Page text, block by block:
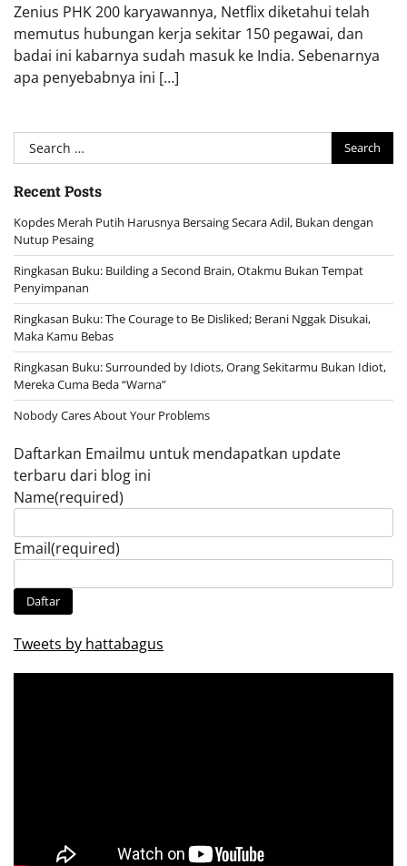
Zenius PHK 200 karyawannya, Netflix diketahui telah
memutus hubungan kerja sekitar 150 pegawai, dan
badai ini kabarnya sudah masuk ke India. Sebenarnya
apa penyebabnya ini […]
Search
for:
Recent Posts
Kopdes Merah Putih Harusnya Bersaing Secara Adil, Bukan dengan
Nutup Pesaing
Ringkasan Buku: Building a Second Brain, Otakmu Bukan Tempat
Penyimpanan
Ringkasan Buku: The Courage to Be Disliked; Berani Nggak Disukai,
Maka Kamu Bebas
Ringkasan Buku: Surrounded by Idiots, Orang Sekitarmu Bukan Idiot,
Mereka Cuma Beda “Warna”
Nobody Cares About Your Problems
Daftarkan Emailmu untuk mendapatkan update
terbaru dari blog ini
Name(required)
Email(required)
Daftar
Tweets by hattabagus